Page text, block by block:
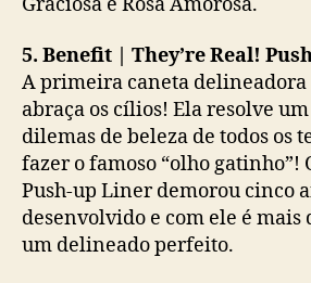
5. Benefit | They’re Real!
A primeira caneta delineadora
abraça os cílios! Ela resolve
dilemas de beleza de todos os
fazer o famoso “olho gatinho”!
Push-up Liner demorou cinco
desenvolvido e com ele é
um delineado perfeito.